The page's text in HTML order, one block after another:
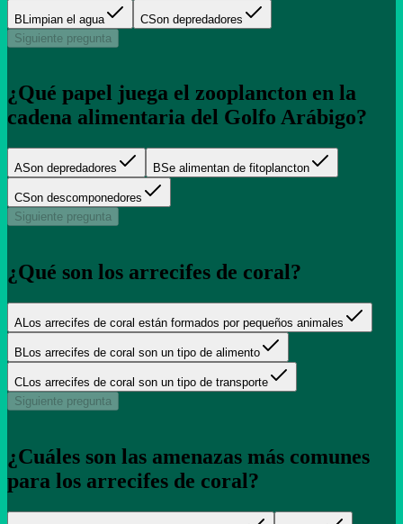
BLimpian el agua CSon depredadores
Siguiente pregunta
¿Qué papel juega el zooplancton en la
cadena alimentaria del Golfo Arábigo?
ASon depredadores BSe alimentan de fitoplancton
CSon descomponedores
Siguiente pregunta
¿Qué son los arrecifes de coral?
ALos arrecifes de coral están formados por pequeños animales
B Los arrecifes de coral son un tipo de alimento
CLos arrecifes de coral son un tipo de transporte
Siguiente pregunta
¿Cuáles son las amenazas más comunes
para los arrecifes de coral?